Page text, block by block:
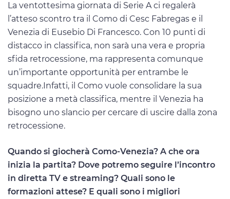
La ventottesima giornata di Serie A ci regalerà
l’atteso scontro tra il Como di Cesc Fabregas e il
Venezia di Eusebio Di Francesco. Con 10 punti di
distacco in classifica, non sarà una vera e propria
sfida retrocessione, ma rappresenta comunque
un’importante opportunità per entrambe le
squadre.Infatti, il Como vuole consolidare la sua
posizione a metà classifica, mentre il Venezia ha
bisogno uno slancio per cercare di uscire dalla zona
retrocessione.
Quando si giocherà Como-Venezia? A che ora
inizia la partita? Dove potremo seguire l’incontro
in diretta TV e streaming? Quali sono le
formazioni attese? E quali sono i migliori